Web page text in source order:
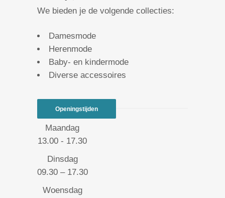
We bieden je de volgende collecties:
Damesmode
Herenmode
Baby- en kindermode
Diverse accessoires
Openingstijden
Maandag
13.00 - 17.30
Dinsdag
09.30 – 17.30
Woensdag